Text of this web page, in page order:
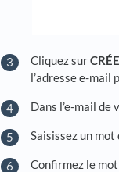
Cliquez sur
l’adresse e-mail
Dans l’e-mail
Saisissez un mot
Confirmez le mot